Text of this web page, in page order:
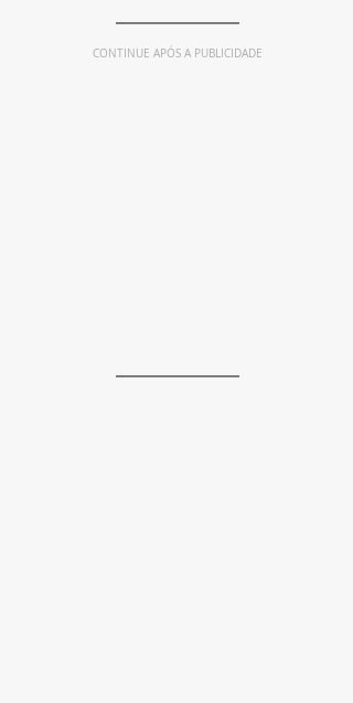
CONTINUE APÓS A PUBLICIDADE